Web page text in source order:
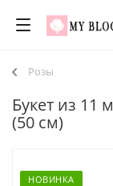
Розы
Букет из 11
(50 см)
НОВИНКА